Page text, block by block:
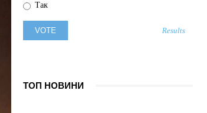
Так
Results
ТОП НОВИНИ